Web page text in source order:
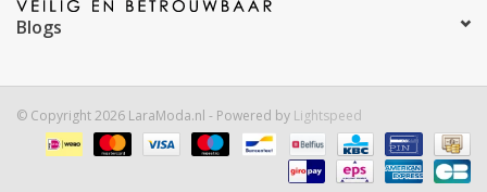
Blogs
© Copyright 2026 LaraModa.nl - Powered by Lightspeed